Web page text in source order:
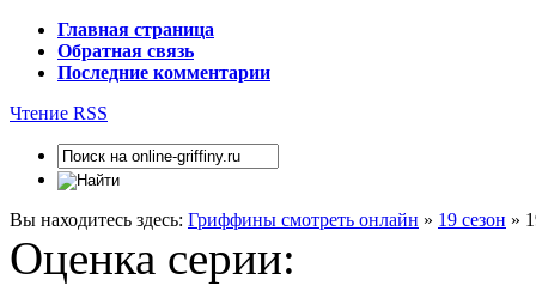
Главная страница
Обратная связь
Последние комментарии
Чтение RSS
Вы находитесь здесь: Гриффины смотреть онлайн » 19 сезон »
Оценка серии: